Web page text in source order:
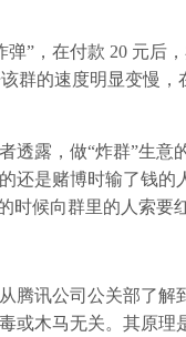
，在付款 20 元后
群的速度明显变慢
露，做“炸群”生意
还是赌博时输了钱
候向群里的人索要红
讯公司公关部了解
或木马无关。其原